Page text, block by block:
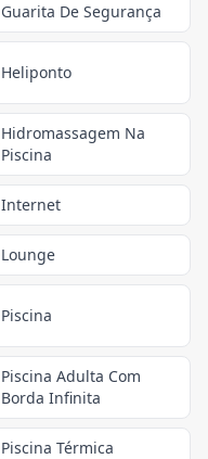
Guarita De Segurança
Heliponto
Hidromassagem Na
Piscina
Internet
Lounge
Piscina
Piscina Adulta Com
Borda Infinita
Piscina Térmica